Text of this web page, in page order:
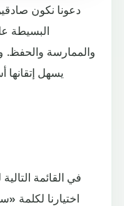
دعونا نكون
البسيطة
والممارسة والحفظ.
يسهل
في القائمة
اختيارنا لكلمة